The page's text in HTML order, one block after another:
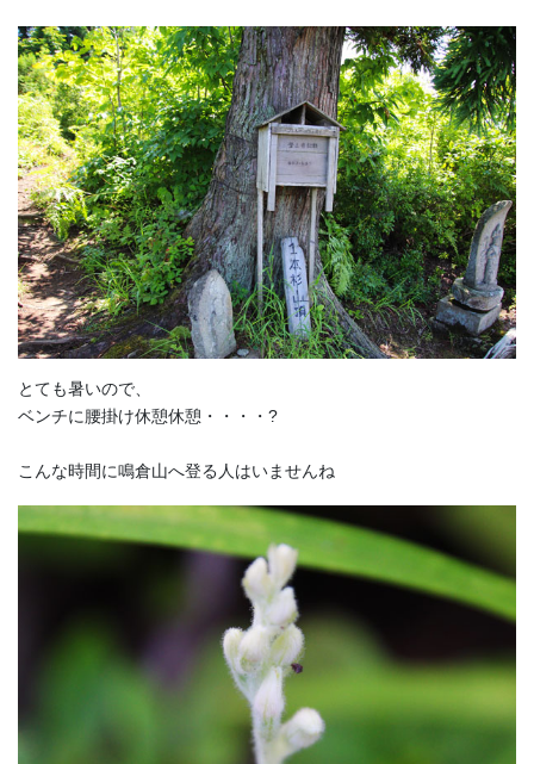
とても暑いので、
ベンチに腰掛け休憩休憩・・・・?
こんな時間に鳴倉山へ登る人はいませんね